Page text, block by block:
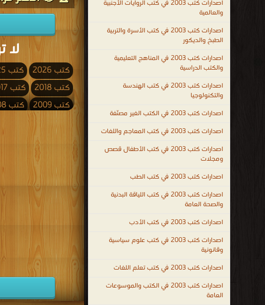
اصدارات كتب 2003 في كتب الروايات الأجنبية
والعالمية
اصدارات كتب 2003 في كتب الأسرة والتربية
الطبخ والديكور
اصدارات كتب 2003 في المناهج التعليمية
والكتب الدراسية
اصدارات كتب 2003 في كتب الهندسة
والتكنولوجيا
اصدارات كتب 2003 في الكتب الغير مصنّفة
اصدارات كتب 2003 في كتب المعاجم واللغات
اصدارات كتب 2003 في كتب الأطفال قصص
ومجلات
اصدارات كتب 2003 في كتب الطب
اصدارات كتب 2003 في كتب اللياقة البدنية
والصحة العامة
اصدارات كتب 2003 في كتب الأدب
اصدارات كتب 2003 في كتب علوم سياسية
وقانونية
اصدارات كتب 2003 في كتب تعلم اللغات
اصدارات كتب 2003 في الكتب والموسوعات
العامة
لا
كتب 2026 كتب 2025
كتب 2018
كتب 2017
كتب 2009
كتب 2008
كتب 2001
كتب 1974
كتب 1965
كتب 1938
كتب 1929
كتب 1920
كتب 1919
كتب 1911
كتب 1910